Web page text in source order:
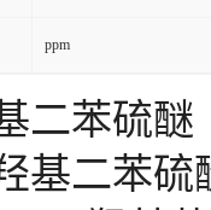
ppm
二苯硫醚
基二苯硫